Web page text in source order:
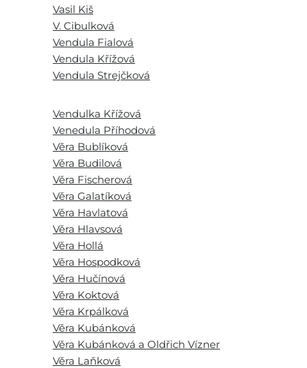
Vasil Kiš
V. Cibulková
Vendula Fialová
Vendula Křížová
Vendula Strejčková
Vendulka Křížová
Venedula Příhodová
Věra Bublíková
Věra Budilová
Věra Fischerová
Věra Galatíková
Věra Havlatová
Věra Hlavsová
Věra Hollá
Věra Hospodková
Věra Hučínová
Věra Koktová
Věra Krpálková
Věra Kubánková
Věra Kubánková a Oldřich Vízner
Věra Laňková